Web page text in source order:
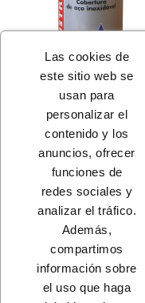
SPRAY RECUBRIMIENTO
ACERO INOX 100
A consultar
Las cookies de
este sitio web se
usan para
personalizar el
contenido y los
anuncios, ofrecer
funciones de
redes sociales y
analizar el tráfico.
Además,
compartimos
información sobre
el uso que haga